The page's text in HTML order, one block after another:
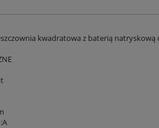
kwadratowa z baterią natryskową